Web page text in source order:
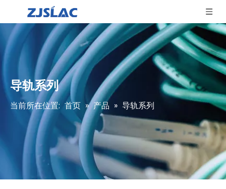
导轨系列
当前所在位置: 首页 » 产品 » 导轨系列